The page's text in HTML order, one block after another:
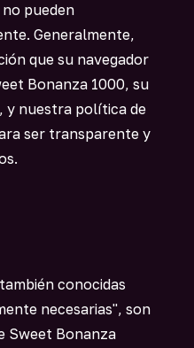
pueden
Generalmente,
que su navegador
Bonanza 1000, su
y nuestra política de
ser transparente y
conocidas
necesarias", son
Sweet Bonanza